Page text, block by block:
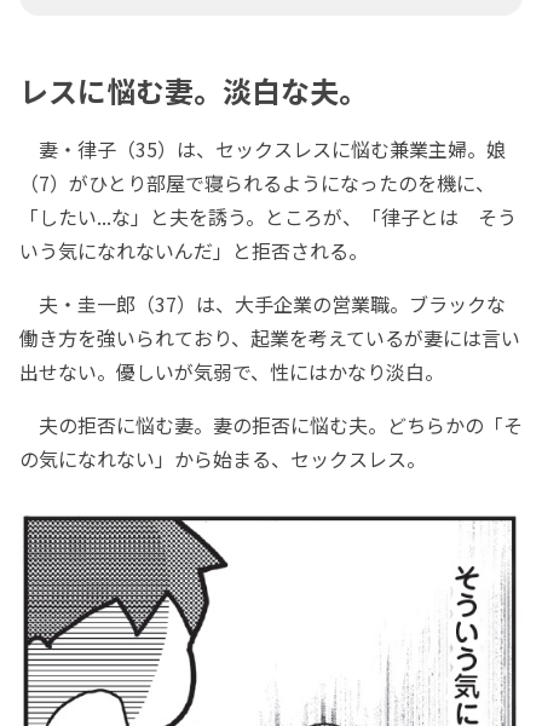
レスに悩む妻。淡白な夫。
妻・律子（35）は、セックスレスに悩む兼業主婦。娘
（7）がひとり部屋で寝られるようになったのを機に、
「したい...な」と夫を誘う。ところが、「律子とは そう
いう気になれないんだ」と拒否される。
夫・圭一郎（37）は、大手企業の営業職。ブラックな
働き方を強いられており、起業を考えているが妻には言い
出せない。優しいが気弱で、性にはかなり淡白。
夫の拒否に悩む妻。妻の拒否に悩む夫。どちらかの「そ
の気になれない」から始まる、セックスレス。